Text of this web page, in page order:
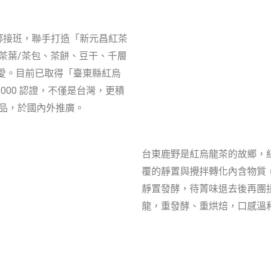
接班，聯手打造「新元昌紅茶
葉/茶包、茶餅、豆干、千層
。目前已取得「臺東縣紅烏
認證，不僅是台灣，更積
，於國內外推廣。
台東鹿野是紅烏龍茶的故鄉
覆的靜置與攪拌轉化內含物質
靜置發酵，待菁味退去後再團
龍，重發酵、重烘焙，口感溫